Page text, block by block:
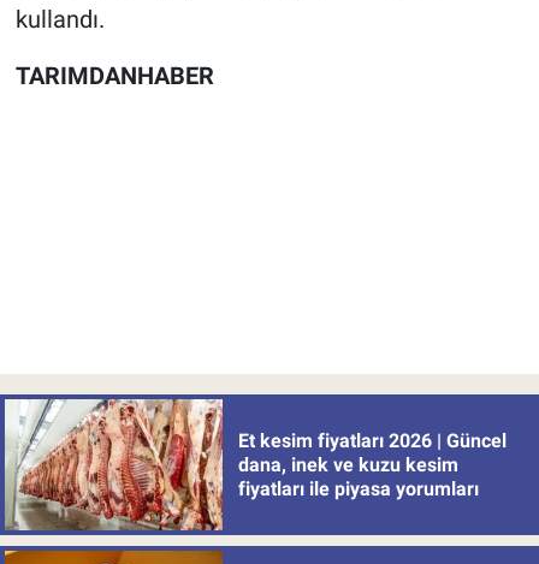
kullandı.
TARIMDANHABER
Et kesim fiyatları 2026 | Güncel
dana, inek ve kuzu kesim
fiyatları ile piyasa yorumları